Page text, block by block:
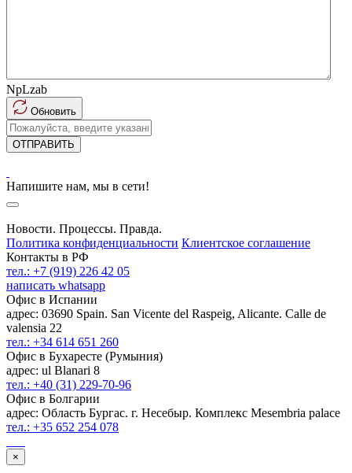
NpLzab
Обновить
ОТПРАВИТЬ
Напишите нам, мы в сети!
Новости. Процессы. Правда.
Политика конфиденциальности Клиентское соглашение
Контакты в РФ
тел.: +7 (919) 226 42 05
написать whatsapp
Офис в Испании
адрес: 03690 Spain. San Vicente del Raspeig, Alicante. Calle de
valensia 22
тел.: +34 614 651 260
Офис в Бухаресте (Румыния)
адрес: ul Blanari 8
тел.: +40 (31) 229-70-96
Офис в Болгарии
адрес: Область Бургас. г. Несебыр. Комплекс Mesembria palace
тел.: +35 652 254 078
×